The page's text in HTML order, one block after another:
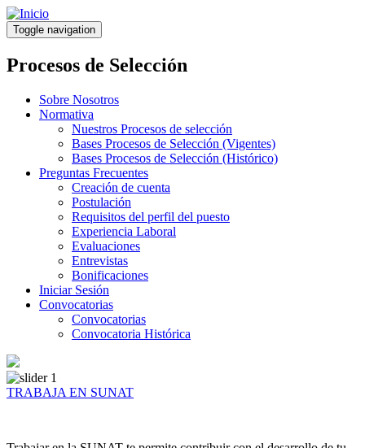
Pasar
al
contenido
principal
Toggle navigation
Procesos de Selección
Sobre Nosotros
Normativa
Nuestros Procesos de selección
Bases Procesos de Selección (Vigentes)
Bases Procesos de Selección (Histórico)
Preguntas Frecuentes
Creación de cuenta
Postulación
Requisitos del perfil del puesto
Experiencia Laboral
Evaluaciones
Entrevistas
Bonificaciones
Iniciar Sesión
Convocatorias
Convocatorias
Convocatoria Histórica
TRABAJA EN SUNAT